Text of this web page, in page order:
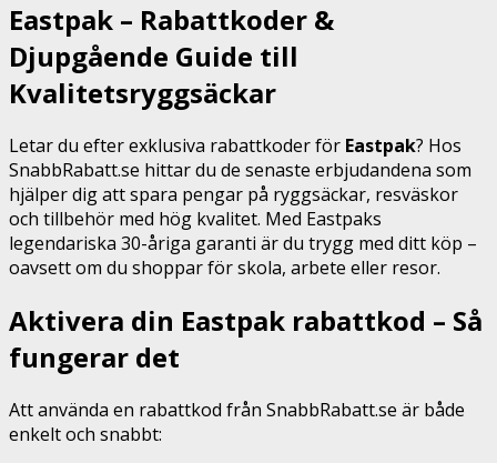
Eastpak – Rabattkoder &
Djupgående Guide till
Kvalitetsryggsäckar
Letar du efter exklusiva rabattkoder för Eastpak? Hos
SnabbRabatt.se hittar du de senaste erbjudandena som
hjälper dig att spara pengar på ryggsäckar, resväskor
och tillbehör med hög kvalitet. Med Eastpaks
legendariska 30-åriga garanti är du trygg med ditt köp –
oavsett om du shoppar för skola, arbete eller resor.
Aktivera din Eastpak rabattkod – Så
fungerar det
Att använda en rabattkod från SnabbRabatt.se är både
enkelt och snabbt: